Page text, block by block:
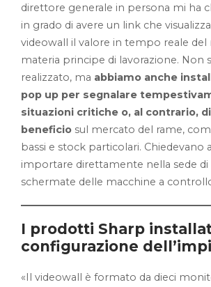
direttore generale in persona mi ha
in grado di avere un link che
videowall il valore in tempo reale del
materia principe di lavorazione. Non
realizzato, ma abbiamo anche
pop up per segnalare
situazioni critiche o, al contrario,
beneficio sul mercato del rame,
bassi e stock particolari. Chiedevano
importare direttamente nella sede
schermate delle macchine a
I prodotti Sharp
configurazione
«Il videowall è formato da dieci